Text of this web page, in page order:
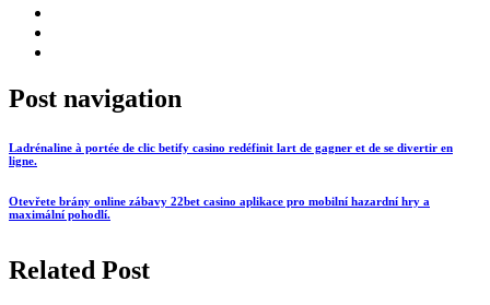
Post navigation
Ladrénaline à portée de clic betify casino redéfinit lart de gagner et de se divertir en
ligne.
Otevřete brány online zábavy 22bet casino aplikace pro mobilní hazardní hry a
maximální pohodlí.
Related Post